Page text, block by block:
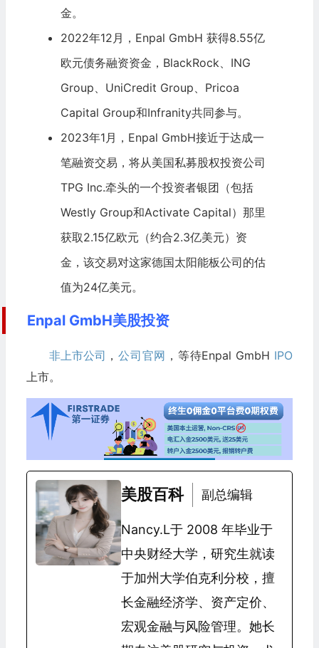
金。
2022年12月，Enpal GmbH 获得8.55亿
欧元债务融资资金， BlackRock
ING
Group
UniCredit Group 、Pricoa
Capital Group和Infranity共同参与。
2023年1月，Enpal GmbH接近于达成一
笔融资交易，将从美国私募股权投资公司
TPG Inc.牵头的一个投资者银团（包括
Westly Group和Activate Capital）那里
获取2.15亿欧元（约合2.3亿美元）资
金，该交易对这家德国太阳能板公司的估
值为24亿美元。
Enpal GmbH美股投资
非上市公司 ，公司官网 ，等待Enpal GmbH IPO
上市。
美股百科 副总编辑
Nancy.L于 2008 年毕业于
中央财经大学，研究生就读
于加州大学伯克利分校，擅
长金融经济学、资产定价、
宏观金融与风险管理。她长